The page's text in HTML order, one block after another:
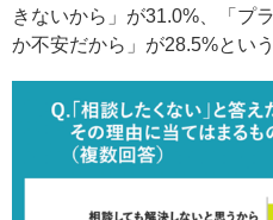
きないから」が31.0%、「プ
か不安だから」が28.5%とい